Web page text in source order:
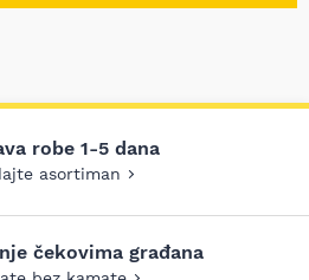
robe 1-5 dana
asortiman
čekovima građana